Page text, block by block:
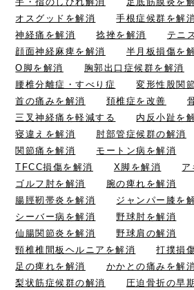
オスグッドを解消
手根症候群を解消
神経痛を解消
捻挫を解消
テニ
顔面神経麻痺を解消
半月板損傷を
O脚を解消
胸郭出口症候群を解消
腰椎分離症・すべり症
変形性股関
首の痛みを解消
頚椎症を改善
三叉神経痛を軽減する
内反小趾を
寝違えを解消
肘部管症候群の解消
関節痛を解消
モートン病を解消
TFCC損傷を解消
X脚を解消
ア
ゴルフ肘を解消
腕の痺れを解消
腸脛靭帯炎を解消
ジャンパー膝を
シーバー病を解消
野球肘を解消
仙腸関節炎を解消
野球肩の解消
頸椎椎間板ヘルニアを解消
打撲損
足の痺れを解消
かかとの痛みを解消
梨状筋症候群の解消
圧迫骨折の早